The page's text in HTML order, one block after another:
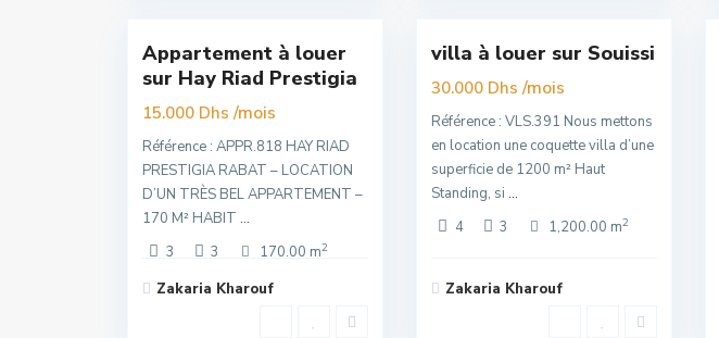
Exclusivité
Appartement à louer
sur Hay Riad Prestigia
15.000 Dhs/mois
Référence : APPR.818 HAY RIAD
PRESTIGIA RABAT – LOCATION
D’UN TRÈS BEL APPARTEMENT –
170 M² HABIT ...
3
3 170.00 m2
Zakaria Kharouf
Exclusivité
villa à louer sur Souissi
30.000 Dhs/mois
Référence : VLS.391 Nous mettons
en location une coquette villa d’une
superficie de 1200 m² Haut
Standing, si ...
4
3 1,200.00 m2
Zakaria Kharouf